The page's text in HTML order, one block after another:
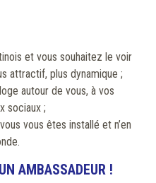
et vous souhaitez le voir
attractif, plus dynamique ;
autour de vous, à vos
sociaux ;
vous êtes installé et n’en
AMBASSADEUR !